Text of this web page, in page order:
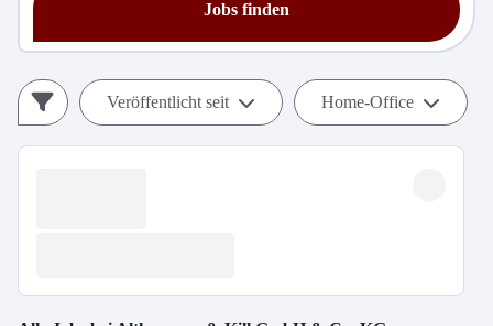
Jobs finden
Veröffentlicht seit Home-Office